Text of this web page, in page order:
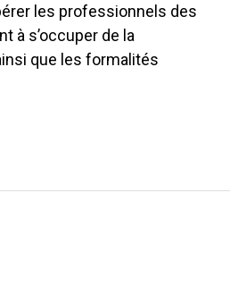
les professionnels des
à s’occuper de la
que les formalités